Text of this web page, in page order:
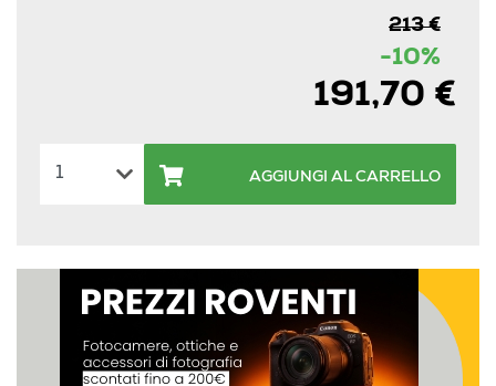
181/71
9065V7
213 €
-10%
191,70 €
AGGIUNGI AL CARRELLO